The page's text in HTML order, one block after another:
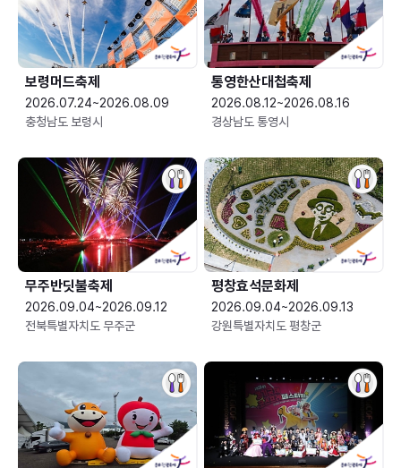
보령머드축제
2026.07.24~2026.08.09
충청남도 보령시
통영한산대첩축제
2026.08.12~2026.08.16
경상남도 통영시
무주반딧불축제
2026.09.04~2026.09.12
전북특별자치도 무주군
평창효석문화제
2026.09.04~2026.09.13
강원특별자치도 평창군